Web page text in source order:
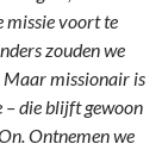
missie voort te
zouden we
Maar missionair is
– die blijft gewoon
Ontnemen we